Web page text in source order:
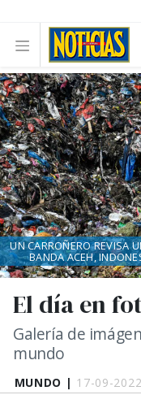
MUNDO | 17-09-
El día en
Galería de
mundo
UN CARROÑERO REVISA
BANDA ACEH,